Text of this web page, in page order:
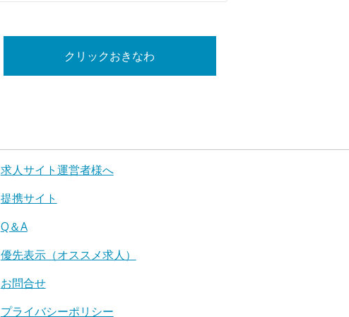
クリックおきなわ
求人サイト運営者様へ
提携サイト
Q＆A
優先表示（オススメ求人）
お問合せ
プライバシーポリシー